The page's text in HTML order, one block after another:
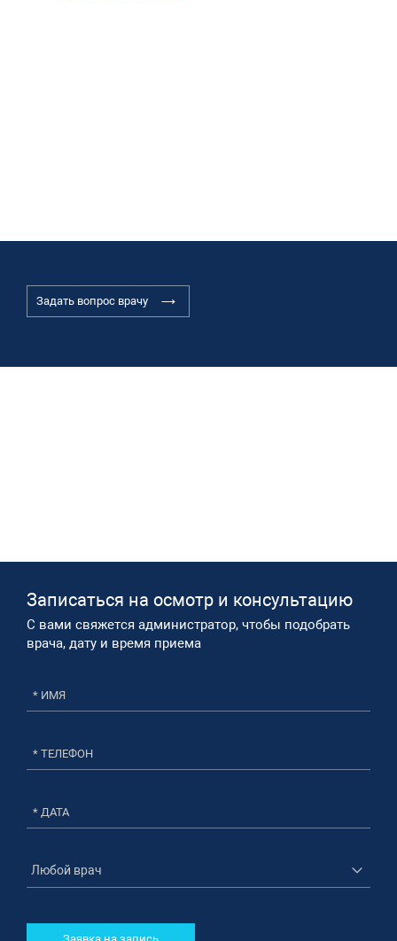
Задать вопрос врачу
Записаться на осмотр и консультацию​
С вами свяжется администратор, чтобы подобрать
врача, дату и время приема​
* ДАТА